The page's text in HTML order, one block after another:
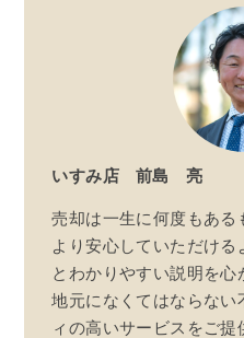
いすみ店 前島 亮
売却は一生に何度もある
より安心していただけ
とわかりやすい説明を心
地元になくてはならない
ィの高いサービスをご提